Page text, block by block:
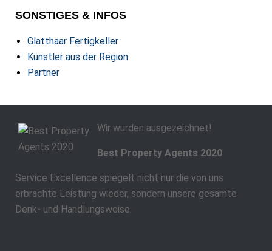
SONSTIGES & INFOS
Glatthaar Fertigkeller
Künstler aus der Region
Partner
Wir wurden ausgezeichnet!
Best Property Agents 2020
Service Excellence spiegelt nicht nur die von uns
erbrachte Leistung wieder, sondern unsere gesamte
Denk- und Handlungsweise.